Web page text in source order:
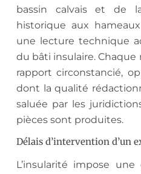
bassin calvais et de
historique aux
une lecture technique
du bâti insulaire.
rapport circonstancié,
dont la qualité
saluée par les
pièces sont produites.
Délais d’intervention d’un
L’insularité impose